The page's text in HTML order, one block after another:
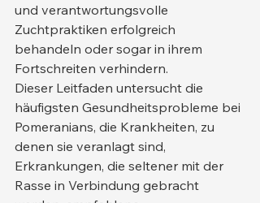
und verantwortungsvolle
Zuchtpraktiken erfolgreich
behandeln oder sogar in ihrem
Fortschreiten verhindern.
Dieser Leitfaden untersucht die
häufigsten Gesundheitsprobleme bei
Pomeranians, die Krankheiten, zu
denen sie veranlagt sind,
Erkrankungen, die seltener mit der
Rasse in Verbindung gebracht